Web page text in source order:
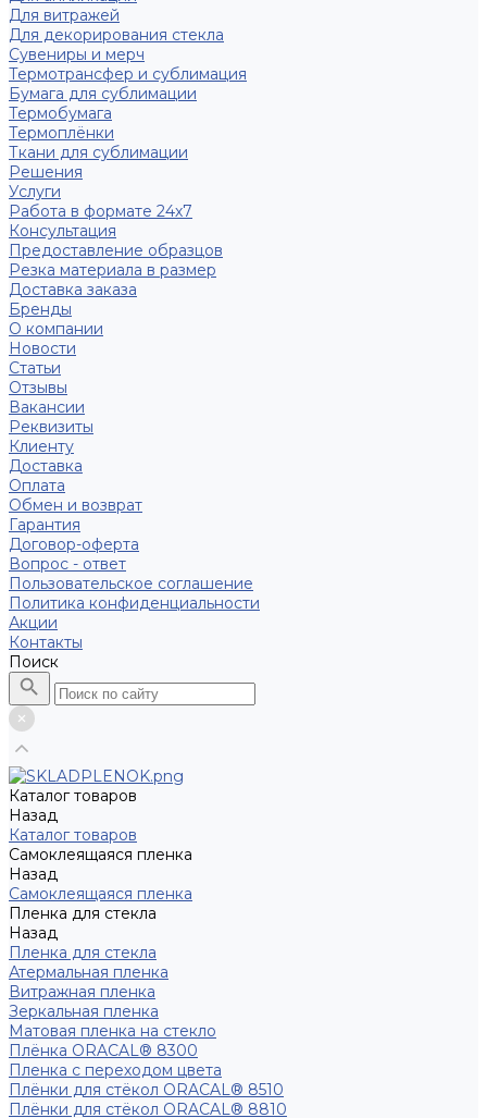
Для витражей
Для декорирования стекла
Сувениры и мерч
Термотрансфер и сублимация
Бумага для сублимации
Термобумага
Термоплёнки
Ткани для сублимации
Решения
Услуги
Работа в формате 24х7
Консультация
Предоставление образцов
Резка материала в размер
Доставка заказа
Бренды
О компании
Новости
Статьи
Отзывы
Вакансии
Реквизиты
Клиенту
Доставка
Оплата
Обмен и возврат
Гарантия
Договор-оферта
Вопрос - ответ
Пользовательское соглашение
Политика конфиденциальности
Акции
Контакты
Поиск
Каталог товаров
Назад
Каталог товаров
Самоклеящаяся пленка
Назад
Самоклеящаяся пленка
Пленка для стекла
Назад
Пленка для стекла
Атермальная пленка
Витражная пленка
Зеркальная пленка
Матовая пленка на стекло
Плёнка ORACAL® 8300
Пленка с переходом цвета
Плёнки для стёкол ORACAL® 8510
Плёнки для стёкол ORACAL® 8810